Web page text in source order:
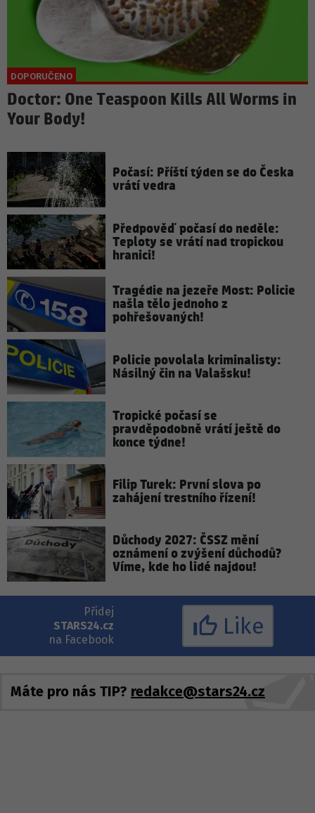
Doctor: One Teaspoon Kills All Worms in
Your Body!
Počasí: Příští týden se do Česka
vrátí vedra
Předpověď počasí do neděle:
Teploty se vrátí nad tropickou
hranici!
Tragédie na jezeře Most: Policie
našla tělo jednoho z
pohřešovaných!
Policie povolala kriminalisty:
Násilný čin na Valašsku!
Tropické počasí se
pravděpodobně vrátí ještě do
konce týdne!
Filip Turek: První slova po
zahájení trestního řízení!
Důchody 2027: ČSSZ mění
oznámení o zvýšení důchodů?
Víme, kde ho lidé najdou!
Přidej
STARS24.cz
na Facebook
Like
Máte pro nás TIP? redakce@stars24.cz